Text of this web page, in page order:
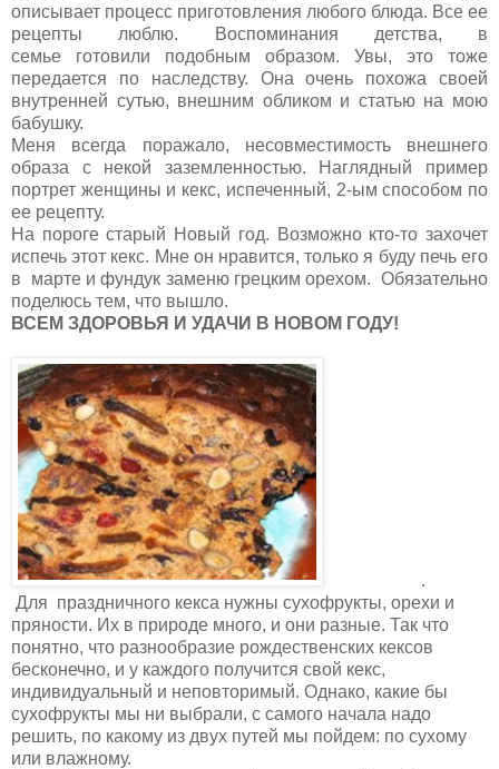
описывает процесс приготовления любого блюда. Все ее
рецепты люблю. Воспоминания детства, в
семье готовили подобным образом. Увы, это тоже
передается по наследству. Она очень похожа своей
внутренней сутью, внешним обликом и статью на мою
бабушку.
Меня всегда поражало, несовместимость внешнего
образа с некой заземленностью. Наглядный пример
портрет женщины и кекс, испеченный, 2-ым способом по
ее рецепту.
На пороге старый Новый год. Возможно кто-то захочет
испечь этот кекс. Мне он нравится, только я буду печь его
в марте и фундук заменю грецким орехом. Обязательно
поделюсь тем, что вышло.
ВСЕМ ЗДОРОВЬЯ И УДАЧИ В НОВОМ ГОДУ!
.
Для праздничного кекса нужны сухофрукты, орехи и
пряности. Их в природе много, и они разные. Так что
понятно, что разнообразие рождественских кексов
бесконечно, и у каждого получится свой кекс,
индивидуальный и неповторимый. Однако, какие бы
сухофрукты мы ни выбрали, с самого начала надо
решить, по какому из двух путей мы пойдем: по сухому
или влажному.